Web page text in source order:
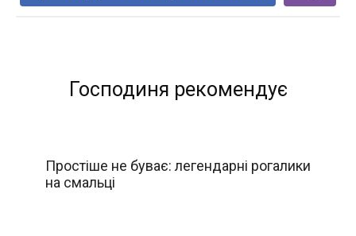
Господиня рекомендує
Простіше не буває: легендарні рогалики
на смальці